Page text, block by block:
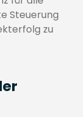
Steuerung
zu